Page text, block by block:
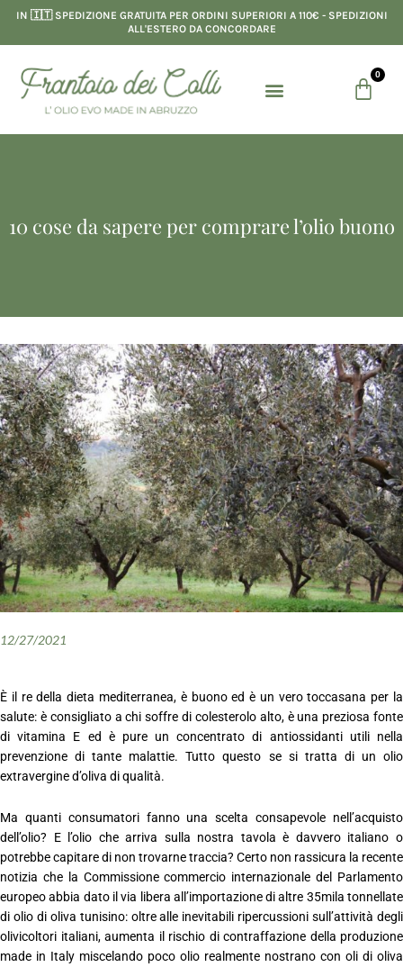
contenuto
IN 🇮🇹 SPEDIZIONE GRATUITA PER ORDINI SUPERIORI A 110€ - SPEDIZIONI
ALL'ESTERO DA CONCORDARE
Menu 0
10 cose da sapere per comprare l’olio buono
12/27/2021
È il re della dieta mediterranea, è buono ed è un vero toccasana per la
salute: è consigliato a chi soffre di colesterolo alto, è una preziosa fonte
di vitamina E ed è pure un concentrato di antiossidanti utili nella
prevenzione di tante malattie. Tutto questo se si tratta di un olio
extravergine d’oliva di qualità.
Ma quanti consumatori fanno una scelta consapevole nell’acquisto
dell’olio? E l’olio che arriva sulla nostra tavola è davvero italiano o
potrebbe capitare di non trovarne traccia? Certo non rassicura la recente
notizia che la Commissione commercio internazionale del Parlamento
europeo abbia dato il via libera all’importazione di altre 35mila tonnellate
di olio di oliva tunisino: oltre alle inevitabili ripercussioni sull’attività degli
olivicoltori italiani, aumenta il rischio di contraffazione della produzione
made in Italy miscelando poco olio realmente nostrano con oli di oliva